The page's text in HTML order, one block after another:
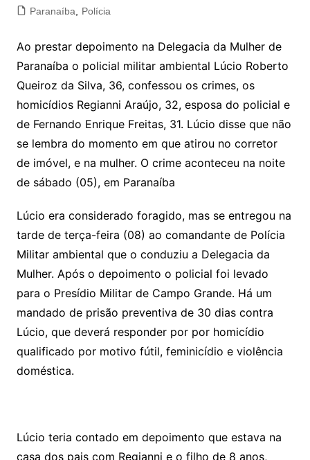
Paranaíba
Polícia
Ao prestar depoimento na Delegacia da Mulher de
Paranaíba o policial militar ambiental Lúcio Roberto
Queiroz da Silva, 36, confessou os crimes, os
homicídios Regianni Araújo, 32, esposa do policial e
de Fernando Enrique Freitas, 31. Lúcio disse que não
se lembra do momento em que atirou no corretor
de imóvel, e na mulher. O crime aconteceu na noite
de sábado (05), em Paranaíba
Lúcio era considerado foragido, mas se entregou na
tarde de terça-feira (08) ao comandante de Polícia
Militar ambiental que o conduziu a Delegacia da
Mulher. Após o depoimento o policial foi levado
para o Presídio Militar de Campo Grande. Há um
mandado de prisão preventiva de 30 dias contra
Lúcio, que deverá responder por por homicídio
qualificado por motivo fútil, feminicídio e violência
doméstica.
Lúcio teria contado em depoimento que estava na
casa dos pais com Regianni e o filho de 8 anos,